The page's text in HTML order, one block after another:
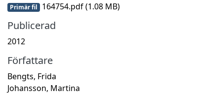
Primär fil 164754.pdf(1.08 MB)
Publicerad
2012
Författare
Bengts, Frida
Johansson, Martina